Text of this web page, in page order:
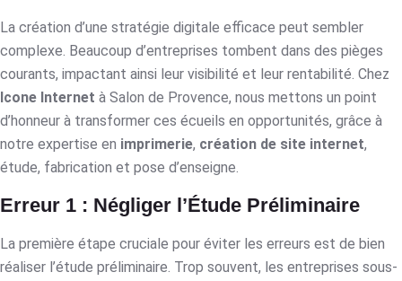
La création d’une stratégie digitale efficace peut sembler
complexe. Beaucoup d’entreprises tombent dans des pièges
courants, impactant ainsi leur visibilité et leur rentabilité. Chez
Icone Internet à Salon de Provence, nous mettons un point
d’honneur à transformer ces écueils en opportunités, grâce à
notre expertise en imprimerie, création de site internet,
étude, fabrication et pose d’enseigne.
Erreur 1 : Négliger l’Étude Préliminaire
La première étape cruciale pour éviter les erreurs est de bien
réaliser l’étude préliminaire. Trop souvent, les entreprises sous-